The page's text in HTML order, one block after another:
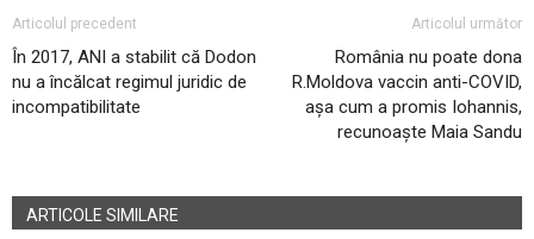
Articolul precedent
În 2017, ANI a stabilit că Dodon
nu a încălcat regimul juridic de
incompatibilitate
Articolul următor
România nu poate dona
R.Moldova vaccin anti-COVID,
așa cum a promis Iohannis,
recunoaște Maia Sandu
ARTICOLE SIMILARE